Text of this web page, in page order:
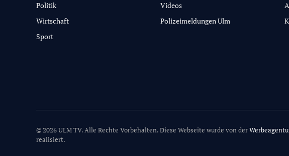
Politik
Wirtschaft
Sport
Videos
Polizeimeldungen Ulm
© 2026 ULM TV. Alle Rechte Vorbehalten. Diese Webseite wurde von der
realisiert.